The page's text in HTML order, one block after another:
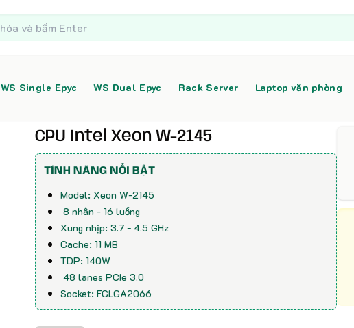
WS Single Epyc WS Dual Epyc Rack Server Laptop văn phòng
CPU Intel Xeon W-2145
TÍNH NĂNG NỔI BẬT
Model: Xeon W-2145
8 nhân - 16 luồng
Xung nhịp: 3.7 - 4.5 GHz
Cache: 11 MB
TDP: 140W
48 lanes PCIe 3.0
Socket: FCLGA2066